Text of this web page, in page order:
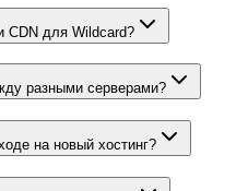
CDN для Wildcard?
разными серверами?
на новый хостинг?